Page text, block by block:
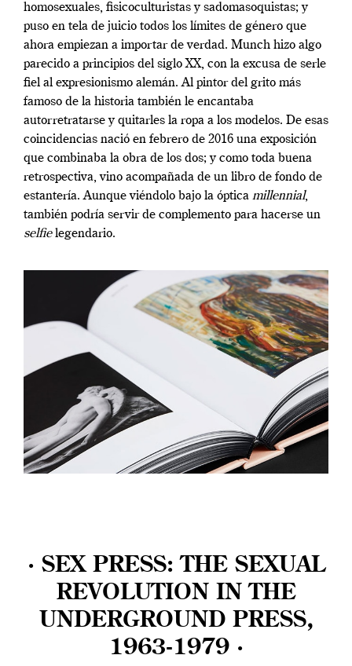
homosexuales, fisicoculturistas y sadomasoquistas; y
puso en tela de juicio todos los límites de género que
ahora empiezan a importar de verdad. Munch hizo algo
parecido a principios del siglo XX, con la excusa de serle
fiel al expresionismo alemán. Al pintor del grito más
famoso de la historia también le encantaba
autorretratarse y quitarles la ropa a los modelos. De esas
coincidencias nació en febrero de 2016 una exposición
que combinaba la obra de los dos; y como toda buena
retrospectiva, vino acompañada de un libro de fondo de
estantería. Aunque viéndolo bajo la óptica millennial,
también podría servir de complemento para hacerse un
selfielegendario.
· SEX PRESS: THE SEXUAL
REVOLUTION IN THE
UNDERGROUND PRESS,
1963-1979 ·